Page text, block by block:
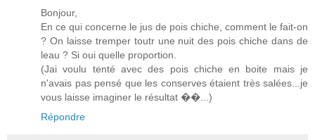
Bonjour,
En ce qui concerne le jus de pois chiche, comment le fait-on
? On laisse tremper toutr une nuit des pois chiche dans de
leau ? Si oui quelle proportion.
(Jai voulu tenté avec des pois chiche en boite mais je
n'avais pas pensé que les conserves étaient très salées...je
vous laisse imaginer le résultat ��...)
Répondre